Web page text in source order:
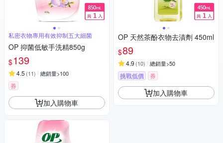
私密衣物專用有效抑制五大細菌
OP 抑菌低敏手洗精850g
$139
4.5 (11) 總銷量>100
券
加入購物車
OP 天然茶酚衣物去漬劑 450ml
$89
4.9 (10) 總銷量>50
挑戰低價 券
加入購物車